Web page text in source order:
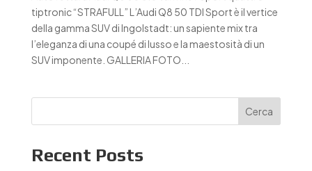
tiptronic “STRAFULL” L’Audi Q8 50 TDI Sport è il vertice
della gamma SUV di Ingolstadt: un sapiente mix tra
l’eleganza di una coupé di lusso e la maestosità di un
SUV imponente. GALLERIA FOTO...
Cerca
Recent Posts